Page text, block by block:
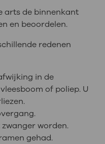
arts de binnenkant
en beoordelen.
redenen
in de
of poliep. U
worden.
gehad.